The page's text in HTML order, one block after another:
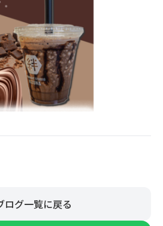
ログ一覧に戻る